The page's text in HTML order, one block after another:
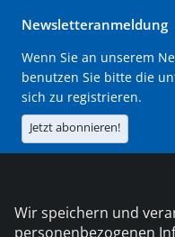
Newsletteranmeldung
Wenn Sie an unserem
benutzen Sie bitte die
sich zu registrieren.
Jetzt abonnieren!
Die DVS Media
Wir speichern und
personenbezogenen